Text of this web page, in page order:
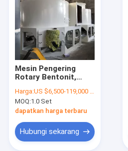
Mesin Pengering
Rotary Bentonit,
Berkecepatan Tinggi
Harga:US $6,500-119,000 / Piece | 1 Piece (Min. Order)
MOQ:1.0 Set
dapatkan harga terbaru
Hubungi sekarang